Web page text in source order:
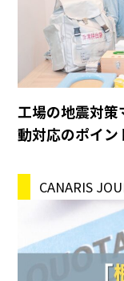
工場の地震対
動対応のポイン
CANARIS